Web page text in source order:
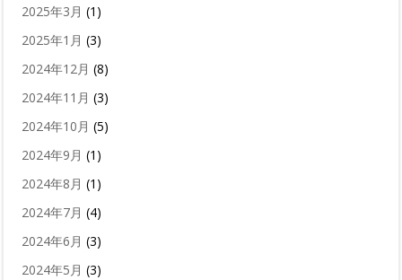
2025年3月 (1)
2025年1月 (3)
2024年12月 (8)
2024年11月 (3)
2024年10月 (5)
2024年9月 (1)
2024年8月 (1)
2024年7月 (4)
2024年6月 (3)
2024年5月 (3)